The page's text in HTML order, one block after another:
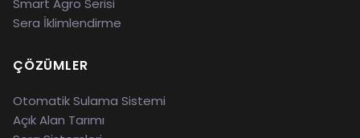
Smart Agro Serisi
Sera İklimlendirme
ÇÖZÜMLER
Otomatik Sulama Sistemi
Açık Alan Tarımı